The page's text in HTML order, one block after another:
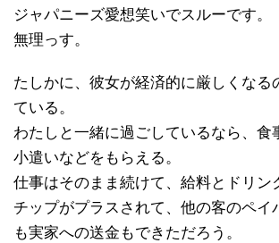
ジャパニーズ愛想笑いでスルーです。
無理っす。
たしかに、彼女が経済的に厳しくなる
ている。
わたしと一緒に過ごしているなら、食
小遣いなどをもらえる。
仕事はそのまま続けて、給料とドリン
チップがプラスされて、他の客のペイ
も実家への送金もできただろう。